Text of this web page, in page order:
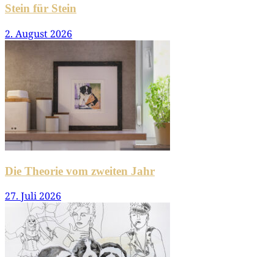
Stein für Stein
2. August 2026
Die Theorie vom zweiten Jahr
27. Juli 2026